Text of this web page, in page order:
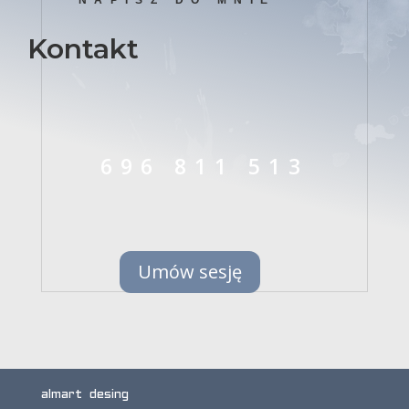
Kontakt
696 811 513
Umów sesję
almart desing